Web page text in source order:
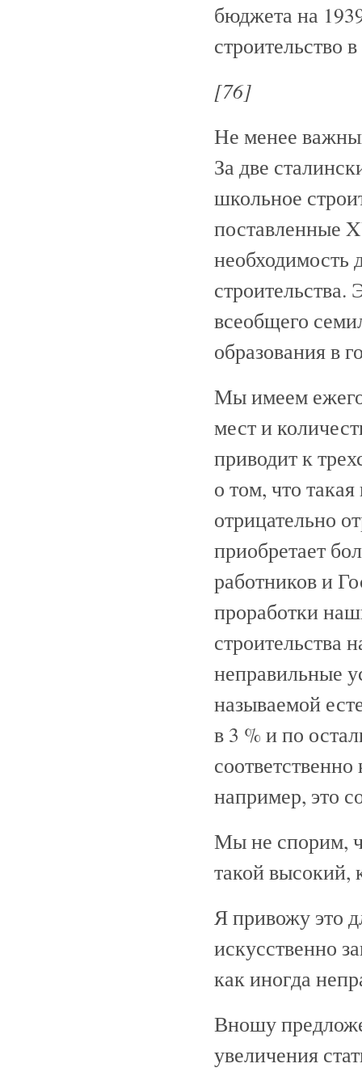
бюджета на
строительство
[76]
Не менее
За две
школьное
поставленные
необходимость
строительства.
всеобщего
образования в
Мы имеем
мест и
приводит к
о том, что
отрицательно
приобретает
работников и
проработки
строительства
неправильные
называемой
в 3 % и по
например, это
Мы не спорим,
такой высокий,
Я привожу это
искусственно
как иногда
Вношу
увеличения